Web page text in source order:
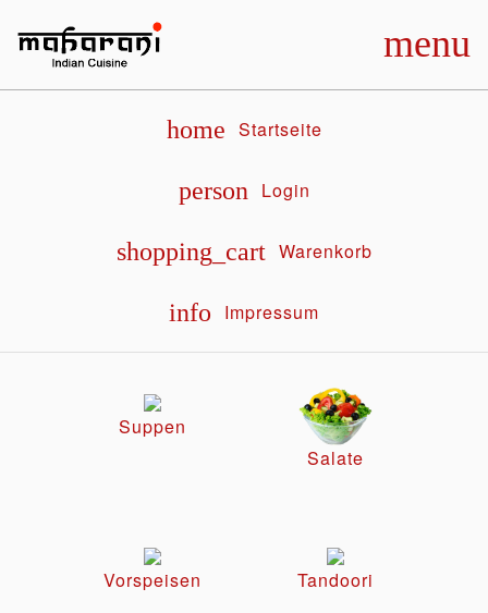
menu
home Startseite
person Login
shopping_cart Warenkorb
info Impressum
Suppen
Salate
Vorspeisen Tandoori